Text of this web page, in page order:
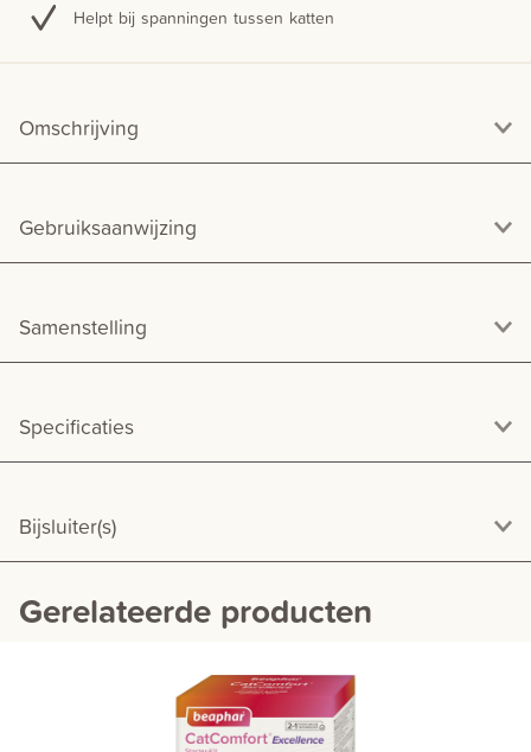
Helpt bij spanningen tussen katten
Omschrijving
Gebruiksaanwijzing
Samenstelling
Specificaties
Bijsluiter(s)
Gerelateerde producten